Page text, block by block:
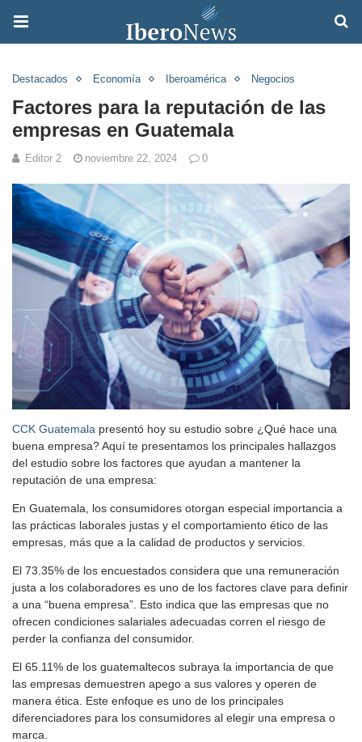
Destacados Economía Iberoamérica Negocios
Factores para la reputación de las
empresas en Guatemala
Editor 2 noviembre 22, 2024 0
CCK Guatemala presentó hoy su estudio sobre ¿Qué hace una
buena empresa? Aquí te presentamos los principales hallazgos
del estudio sobre los factores que ayudan a mantener la
reputación de una empresa:
En Guatemala, los consumidores otorgan especial importancia a
las prácticas laborales justas y el comportamiento ético de las
empresas, más que a la calidad de productos y servicios.
El 73.35% de los encuestados considera que una remuneración
justa a los colaboradores es uno de los factores clave para definir
a una “buena empresa”. Esto indica que las empresas que no
ofrecen condiciones salariales adecuadas corren el riesgo de
perder la confianza del consumidor.
El 65.11% de los guatemaltecos subraya la importancia de que
las empresas demuestren apego a sus valores y operen de
manera ética. Este enfoque es uno de los principales
diferenciadores para los consumidores al elegir una empresa o
marca.